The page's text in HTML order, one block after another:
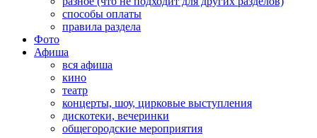
способы оплаты
правила раздела
Фото
Афиша
вся афиша
кино
театр
концерты, шоу, цирковые выступления
дискотеки, вечеринки
общегородские мероприятия